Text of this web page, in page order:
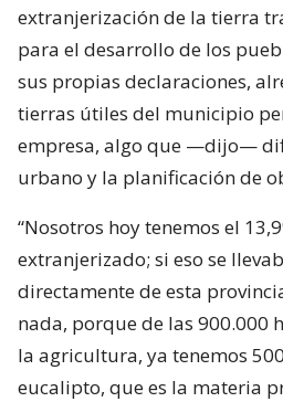
extranjerización de la tierra
para el desarrollo de los
sus propias declaraciones,
tierras útiles del municipio
empresa, algo que —dijo—
urbano y la planificación de
“Nosotros hoy tenemos el
extranjerizado; si eso se
directamente de esta
nada, porque de las 900.000
la agricultura, ya tenemos
eucalipto, que es la materia